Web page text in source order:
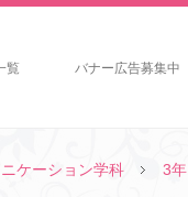
覧 バナー広告募集中
ケーション学科 3年